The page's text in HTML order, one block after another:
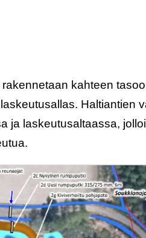
kahteen
Haltiantien
ja laskeutusaltaassa,